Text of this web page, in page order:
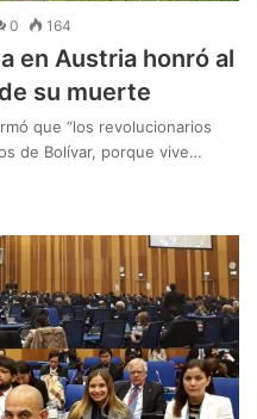
0 164
en Austria honró al
su muerte
que “los revolucionarios
de Bolívar, porque vive…